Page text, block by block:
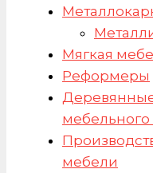
Мягкая
Реформеры
мебельного
мебели